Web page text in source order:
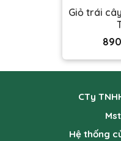
Giỏ trái
CTy
Hệ thống